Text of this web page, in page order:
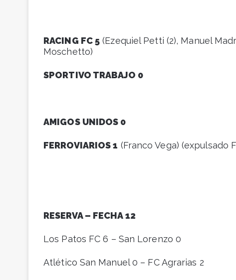
RACING FC 5 (Ezequiel Petti (2), Manuel
Moschetto)
SPORTIVO TRABAJO 0
AMIGOS UNIDOS 0
FERROVIARIOS 1 (Franco Vega) (expulsado
RESERVA – FECHA 12
Los Patos FC 6 – San Lorenzo 0
Atlético San Manuel 0 – FC Agrarias 2